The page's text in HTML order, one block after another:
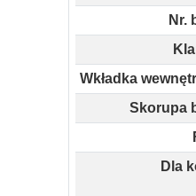
Nr.
Wkładka
Skorupa
Dla